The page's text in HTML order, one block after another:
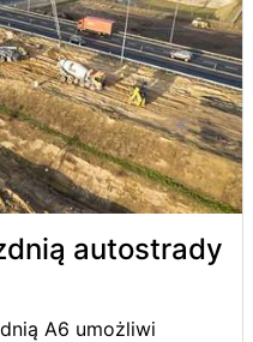
autostrady
A6 umożliwi